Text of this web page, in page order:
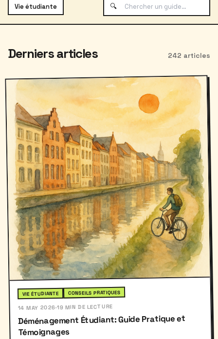
Vie étudiante 🔍
Derniers articles 242 articles
VIE ÉTUDIANTE CONSEILS PRATIQUES
14 MAY 2026·19 MIN DE LECTURE
Déménagement Étudiant: Guide Pratique et
Témoignages